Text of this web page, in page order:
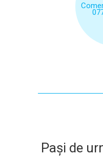
Pași de